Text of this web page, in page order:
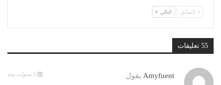
السابق التالي
55 تعليقات
Amyfuent يقول